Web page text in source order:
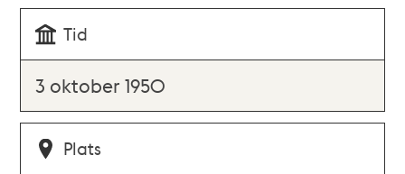
Tid
3 oktober 1950
Plats